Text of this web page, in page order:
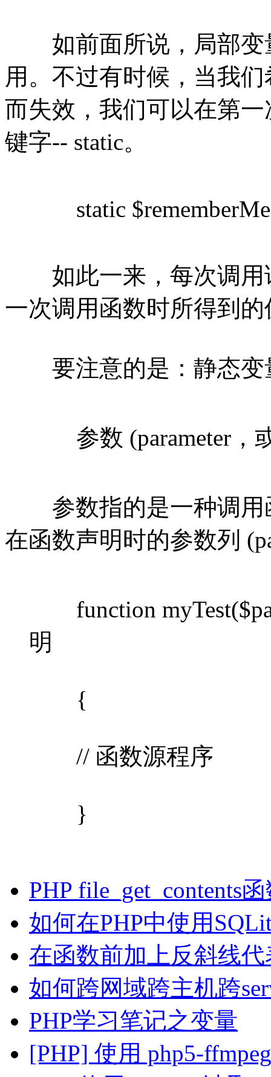
如前面所说，局部变
用。不过有时候，当我
而失效，我们可以在第
键字-- static。
static
如此一来，每次调用
一次调用函数时所得到的
要注意的是：静态变
参数 (parameter，
参数指的是一种调用
在函数声明时的参数列
function
明
{
// 函数源程序
}
PHP file_get_contents
如何在PHP中使用
在函数前加上反斜线代
如何跨网域跨主机跨
PHP学习笔记之变量
[PHP] 使用 php5-